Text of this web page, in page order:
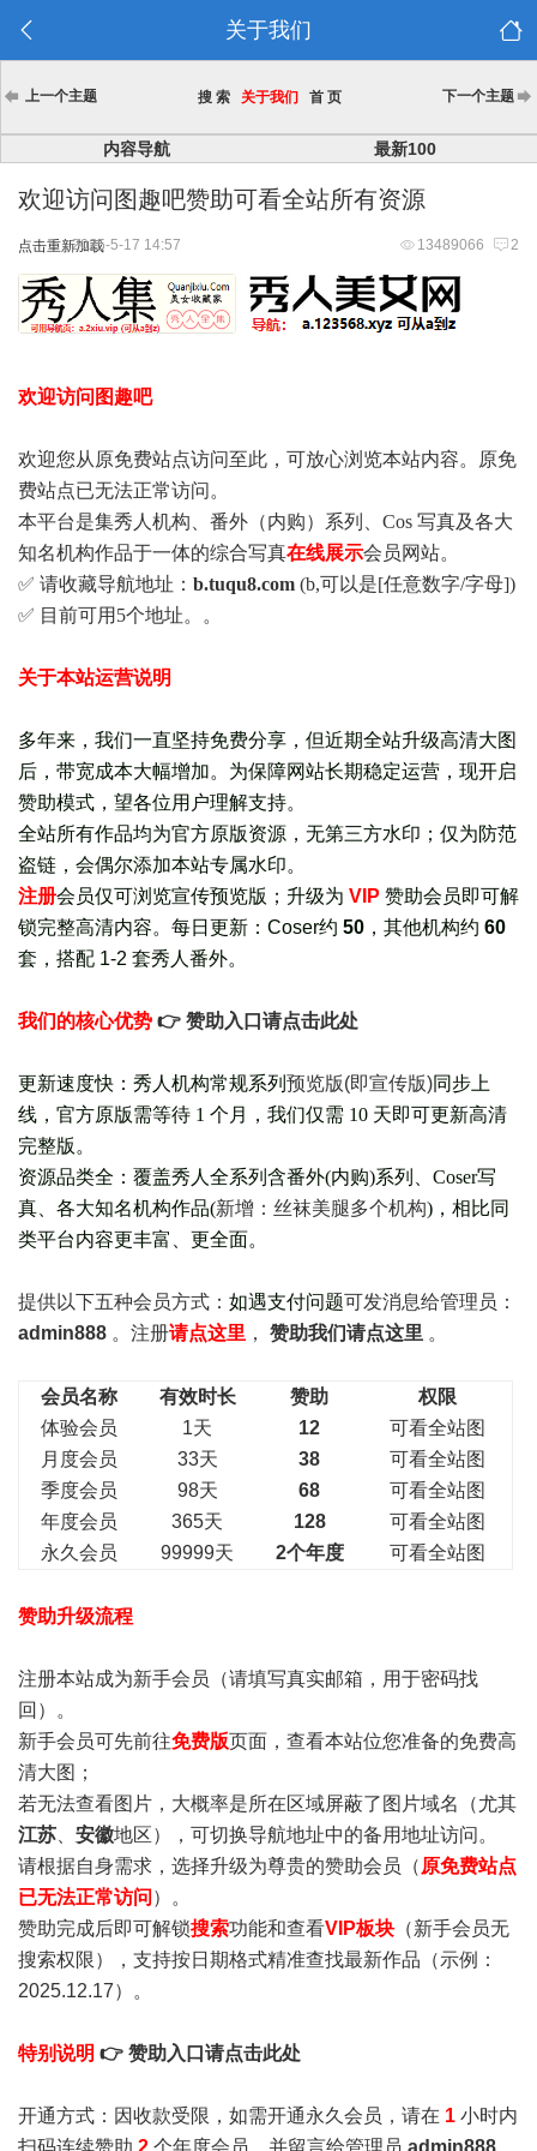
关于我们
上一个主题 搜 索 关于我们 首 页 下一个主题
内容导航 最新100
欢迎访问图趣吧赞助可看全站所有资源
点击重新加载 13489066 2
2025-5-17 14:57
欢迎访问图趣吧
欢迎您从原免费站点访问至此，可放心浏览本站内容。原免
费站点已无法正常访问。
本平台是集秀人机构、番外（内购）系列、Cos 写真及各大
知名机构作品于一体的综合写真在线展示会员网站。
✅ 请收藏导航地址： b.tuqu8.com (b,可以是[任意数字/字母])
✅ 目前可用5个地址。。
关于本站运营说明
多年来，我们一直坚持免费分享，但近期全站升级高清大图
后，带宽成本大幅增加。为保障网站长期稳定运营，现开启
赞助模式，望各位用户理解支持。
全站所有作品均为官方原版资源，无第三方水印；仅为防范
盗链，会偶尔添加本站专属水印。
注册会员仅可浏览宣传预览版 ； 升级为 VIP 赞助会员即可解
锁完整高清内容。每日更新： Coser约 50 ，其他机构约 60
套， 搭配 1-2 套秀人番外。
我们的核心优势 👉 赞助入口请点击此处
更新速度快：秀人机构常规系列 预览版(即宣传版)同步上
线，官方原版需等待 1 个月，我们仅需 10 天即可更新高清
完整版。
资源品类全：覆盖秀人全系列含番外(内购)系列、Coser写
真、各大知名机构作品(新增：丝袜美腿多个机构)，相比同
类平台内容更丰富、更全面。
提供以下五种会员方式： 如遇支付问题可发消息给管理员：
admin888 。注册请点这里 ， 赞助我们请点这里 。
会员名称 有效时长 赞助
权限
体验会员
1天 12
可看全站图
月度会员
33天 38
可看全站图
季度会员
98天 68
可看全站图
年度会员
365天 128
可看全站图
永久会员
99999天 2个年度 可看全站图
赞助升级流程
注册本站成为新手会员 （请填写真实邮箱，用于密码找
回）。
新手会员可先前往免费版页面，查看本站位您准备的免费高
清大图；
若无法查看图片，大概率是所在区域屏蔽了图片域名（尤其
江苏
安徽地区），可切换导航地址中的备用地址访问。
请根据自身需求，选择升级为尊贵的赞助会员（ 原免费站点
已无法正常访问 ）。
赞助完成后即可解锁搜索功能和查看VIP板块 （新手会员无
搜索权限），支持按日期格式精准查找最新作品（示例：
2025.12.17）。
特别说明 👉 赞助入口请点击此处
开通方式：因收款受限，如需开通永久会员，请在 1 小时内
扫码连续赞助 2 个年度会员，并留言给管理员 admin888